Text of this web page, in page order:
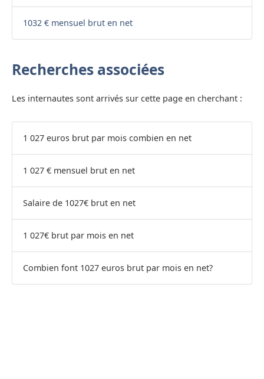
1032 € mensuel brut en net
Recherches associées
Les internautes sont arrivés sur cette page en cherchant :
1 027 euros brut par mois combien en net
1 027 € mensuel brut en net
Salaire de 1027€ brut en net
1 027€ brut par mois en net
Combien font 1027 euros brut par mois en net?